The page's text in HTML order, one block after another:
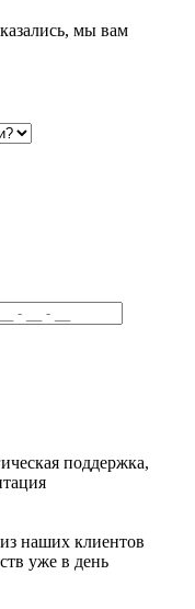
мы вам
поддержка,
наших клиентов
уже в день